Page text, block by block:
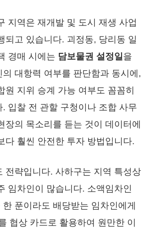
지역은 재개발 및 도시 재생 사업
되고 있습니다. 괴정동, 당리동 일
경매 시에는 담보물권 설정일을
의 대항력 여부를 판단함과 동시에,
원 지위 승계 가능 여부도 꼼꼼히
. 입찰 전 관할 구청이나 조합 사무
장의 목소리를 듣는 것이 데이터에
다 훨씬 안전한 투자 방법입니다.
전략입니다. 사하구는 지역 특성상
임차인이 많습니다. 소액임차인
푼이라도 배당받는 임차인에게
협상 카드로 활용하여 원만한 이